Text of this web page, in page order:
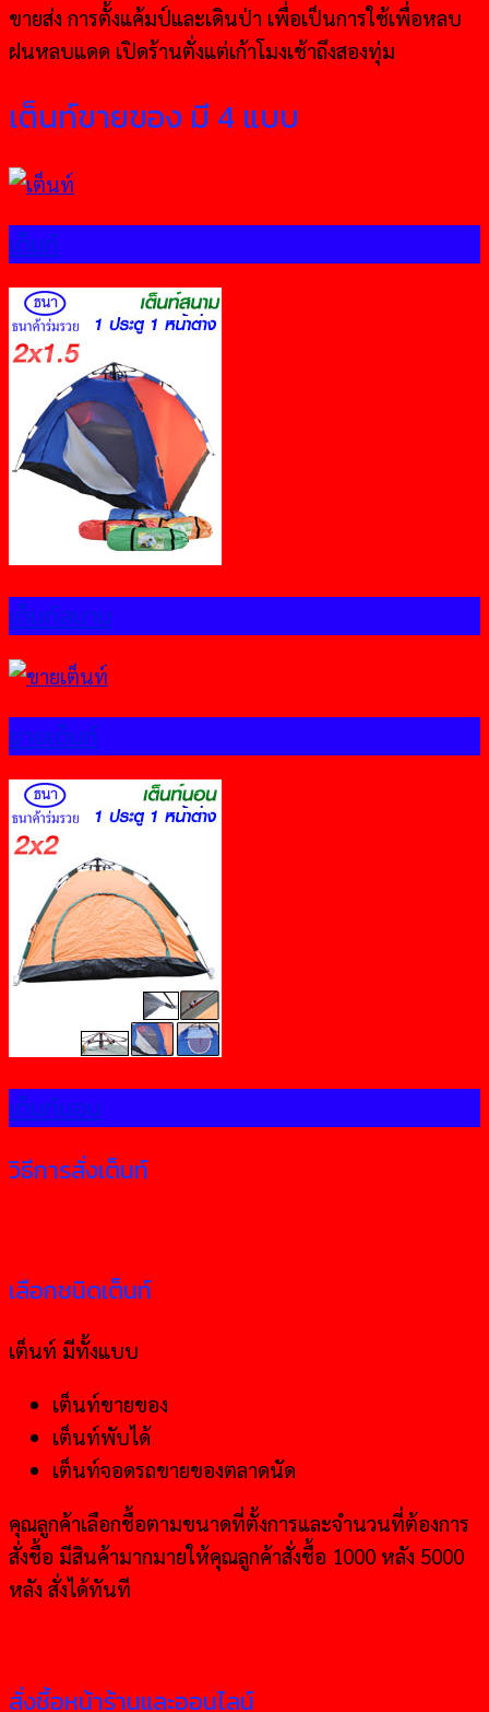
ขายส่ง การตั้งแค้มป์และเดินป่า เพื่อเป็นการใช้เพื่อหลบ
ฝนหลบแดด เปิดร้านตั่งแต่เก้าโมงเช้าถึงสองทุ่ม
เต็นท์ขายของ มี 4 แบบ
เต็นท์
เต็นท์สนาม
ขายเต็นท์
เต็นท์นอน
วิธีการสั่งเต็นท์
เลือกชนิดเต็นท์
เต็นท์ มีทั้งแบบ
เต็นท์ขายของ
เต็นท์พับได้
เต็นท์จอดรถขายของตลาดนัด
คุณลูกค้าเลือกชื้อตามขนาดที่ตั้งการและจำนวนที่ต้องการ
สั่งชื้อ มีสินค้ามากมายให้คุณลูกค้าสั่งชื้อ 1000 หลัง 5000
หลัง สั่งได้ทันที
สั่งชื้อหน้าร้านและออนไลน์